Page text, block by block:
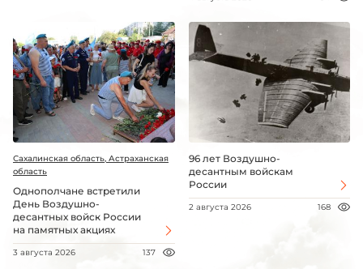
Сахалинская область, Астраханская
область
Однополчане встретили
День Воздушно-
десантных войск России
на памятных акциях
3 августа 2026 137
96 лет Воздушно-
десантным войскам
России
2 августа 2026 168